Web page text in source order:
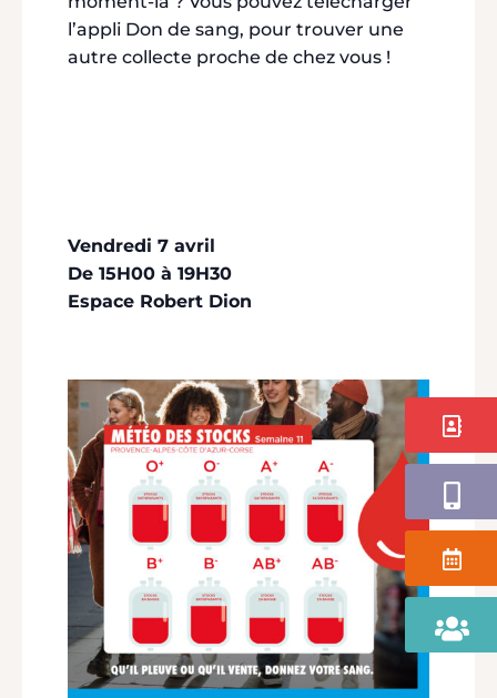
l’appli Don de sang, pour trouver une
autre collecte proche de chez vous !
Vendredi 7 avril
De 15H00 à 19H30
Espace Robert Dion
Contact
Application
Agenda
Portail
Famille